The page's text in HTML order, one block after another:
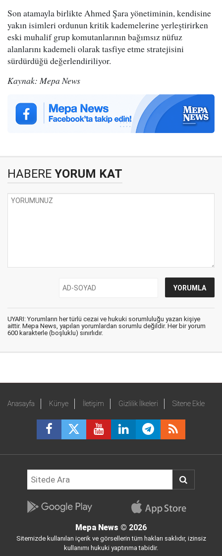
Son atamayla birlikte Ahmed Şara yönetiminin, kendisine
yakın isimleri ordunun kritik kademelerine yerleştirirken
eski muhalif grup komutanlarının bağımsız nüfuz
alanlarını kademeli olarak tasfiye etme stratejisini
sürdürdüğü değerlendiriliyor.
Kaynak: Mepa News
HABERE YORUM KAT
UYARI: Yorumların her türlü cezai ve hukuki sorumluluğu yazan kişiye
aittir. Mepa News, yapılan yorumlardan sorumlu değildir. Her bir yorum
600 karakterle (boşluklu) sınırlıdır.
Anasayfa Künye İletişim Gizlilik İlkeleri Sitene Ekle
Mepa News © 2026
Sitemizde kullanılan içerik ve görsellerin tüm hakları saklıdır, izinsiz
kullanımı hukuki yaptırıma tabidir.